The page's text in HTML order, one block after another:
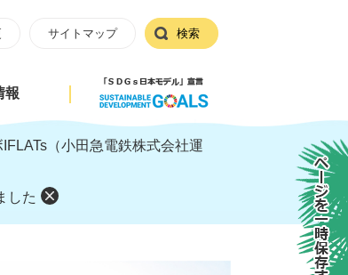
サイトマップ 検索
報
（小田急電鉄株式会社運
した ページを一時保存する